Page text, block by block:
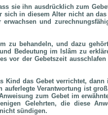
sie ihn ausdrücklich zum
in diesem Alter nicht an
und
zu behandeln, und dazu
Bedeutung im Islâm zu
vor der Gebetszeit
Kind das Gebet verrichtet,
Verantwortung ist
zum Gebet im
Gelehrten, die diese
sündigen.